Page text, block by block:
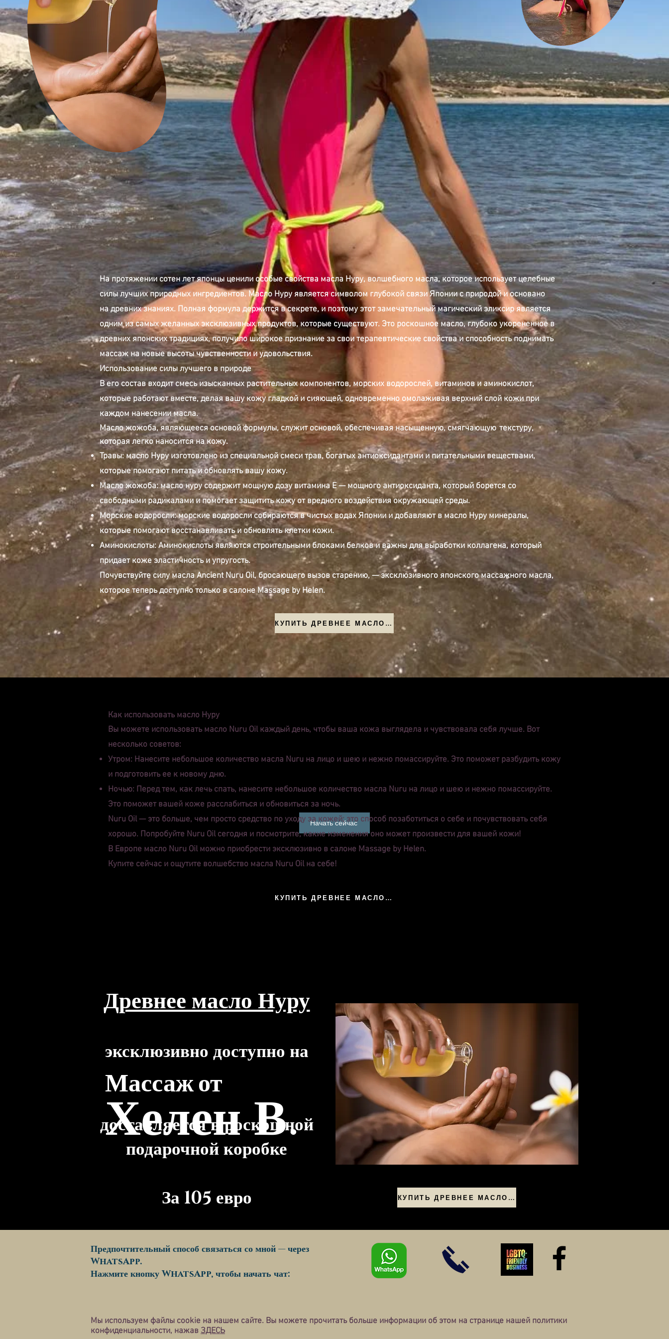
На протяжении сотен лет японцы ценили особые свойства масла Нуру, волшебного масла, которое использует целебные
силы лучших природных ингредиентов. Масло Нуру является символом глубокой связи Японии с природой и основано
на древних знаниях. Полная формула держится в секрете, и поэтому этот замечательный магический эликсир является
одним из самых желанных эксклюзивных продуктов, которые существуют. Это роскошное масло, глубоко укорененное в
древних японских традициях, получило широкое признание за свои терапевтические свойства и способность поднимать
массаж на новые высоты чувственности и удовольствия.
Использование силы лучшего в природе
В его состав входит смесь изысканных растительных компонентов, морских водорослей, витаминов и аминокислот,
которые работают вместе, делая вашу кожу гладкой и сияющей, одновременно омолаживая верхний слой кожи при
каждом нанесении масла.
Масло жожоба, являющееся основой формулы, служит основой, обеспечивая насыщенную, смягчающую текстуру,
которая легко наносится на кожу.
Травы: масло Нуру изготовлено из специальной смеси трав, богатых антиоксидантами и питательными веществами,
которые помогают питать и обновлять вашу кожу.
Масло жожоба: масло нуру содержит мощную дозу витамина Е — мощного антиоксиданта, который борется со
свободными радикалами и помогает защитить кожу от вредного воздействия окружающей среды.
Морские водоросли: морские водоросли собираются в чистых водах Японии и добавляют в масло Нуру минералы,
которые помогают восстанавливать и обновлять клетки кожи.
Аминокислоты: Аминокислоты являются строительными блоками белков и важны для выработки коллагена, который
придает коже эластичность и упругость.
Почувствуйте силу масла Ancient Nuru Oil, бросающего вызов старению, — эксклюзивного японского массажного масла,
которое теперь доступно только в салоне Massage by Helen.
КУПИТЬ ДРЕВНЕЕ МАСЛО НУРУ
Начать сейчас
Как использовать масло Нуру
Вы можете использовать масло Nuru Oil каждый день, чтобы ваша кожа выглядела и чувствовала себя лучше. Вот
несколько советов:
Утром: Нанесите небольшое количество масла Nuru на лицо и шею и нежно помассируйте. Это поможет разбудить кожу
и подготовить ее к новому дню.
Ночью: Перед тем, как лечь спать, нанесите небольшое количество масла Nuru на лицо и шею и нежно помассируйте.
Это поможет вашей коже расслабиться и обновиться за ночь.
Nuru Oil — это больше, чем просто средство по уходу за кожей; это способ позаботиться о себе и почувствовать себя
хорошо. Попробуйте Nuru Oil сегодня и посмотрите, какие изменения оно может произвести для вашей кожи!
В Европе масло Nuru Oil можно приобрести эксклюзивно в салоне Massage by Helen.
Купите сейчас и ощутите волшебство масла Nuru Oil на себе!
КУПИТЬ ДРЕВНЕЕ МАСЛО НУРУ
Массаж от
Хелен В.
Древнее масло Нуру
эксклюзивно доступно на
доставляется в роскошной
подарочной коробке
За 105 евро КУПИТЬ ДРЕВНЕЕ МАСЛО НУРУ
Предпочтительный способ связаться со мной — через
WhatsApp.
Нажмите кнопку WhatsApp, чтобы начать чат:
Мы используем файлы cookie на нашем сайте. Вы можете прочитать больше информации об этом на странице нашей политики
конфиденциальности, нажав ЗДЕСЬ